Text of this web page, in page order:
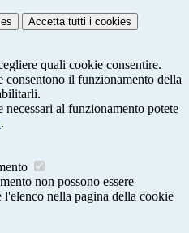
Accetta tutti i cookies
quali cookie consentire.
consentono il funzionamento della
al funzionamento potete
.
non possono essere
nella pagina della cookie